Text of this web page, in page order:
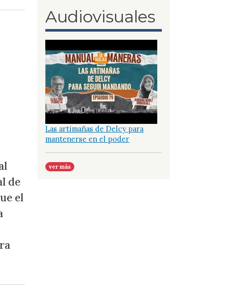
de
el
Audiovisuales
Las artimañas de Delcy para
mantenerse en el poder
ver más